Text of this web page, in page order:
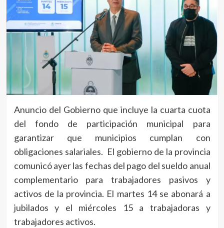
Anuncio del Gobierno que incluye la cuarta cuota
del fondo de participación municipal para
garantizar que municipios cumplan con
obligaciones salariales. El gobierno de la provincia
comunicó ayer las fechas del pago del sueldo anual
complementario para trabajadores pasivos y
activos de la provincia. El martes 14 se abonará a
jubilados y el miércoles 15 a trabajadoras y
trabajadores activos.